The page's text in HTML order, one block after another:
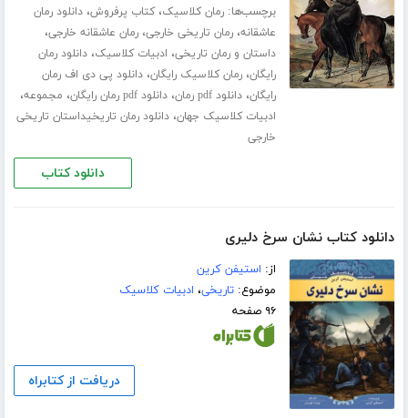
برچسب‌ها:رمان کلاسیک،کتاب پرفروش،دانلود رمان
عاشقانه،رمان تاریخی خارجی،رمان عاشقانه خارجی،
داستان و رمان تاریخی، ادبیات کلاسیک،دانلود رمان
رایگان،رمان کلاسیک رایگان،دانلود پی دی اف رمان
رایگان،دانلود pdf رمان ،دانلود pdf رمان رایگان ، مجموعه،
ادبیات کلاسیک جهان،دانلود رمان تاریخیداستان تاریخی
خارجی
دانلود کتاب
دانلود کتاب نشان سرخ دلیری
از: استیفن کرین
موضوع:تاریخی، ادبیات کلاسیک
۹۶ صفحه
دریافت از کتابراه